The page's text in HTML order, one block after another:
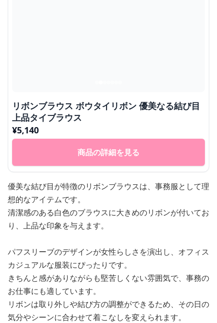
リボンブラウス ボウタイリボン 優美なる結び目
上品タイブラウス
¥5,140
商品の詳細を見る
優美な結び目が特徴のリボンブラウスは、事務服として理
想的なアイテムです。
清潔感のある白色のブラウスに大きめのリボンが付いてお
り、上品な印象を与えます。
パフスリーブのデザインが女性らしさを演出し、オフィス
カジュアルな服装にぴったりです。
きちんと感がありながらも堅苦しくない雰囲気で、事務の
お仕事にも適しています。
リボンは取り外しや結び方の調整ができるため、その日の
気分やシーンに合わせて着こなしを変えられます。